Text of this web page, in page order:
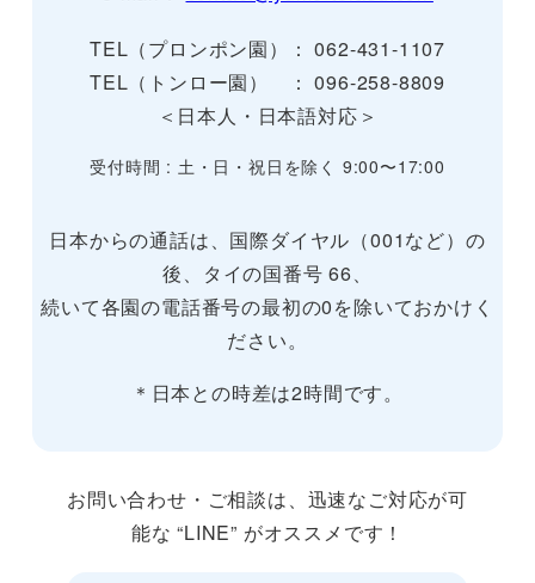
TEL（プロンポン園）： 062-431-1107
TEL（トンロー園） ： 096-258-8809
＜日本人・日本語対応＞
受付時間 : 土・日・祝日を除く 9:00〜17:00
日本からの通話は、国際ダイヤル（001など）の
後、タイの国番号 66、
続いて各園の電話番号の最初の0を除いておかけく
ださい。
＊日本との時差は2時間です。
お問い合わせ・ご相談は、迅速なご対応が可
能な “LINE” がオススメです！